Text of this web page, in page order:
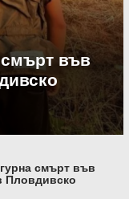
смърт във
смърт във
Пловдивско